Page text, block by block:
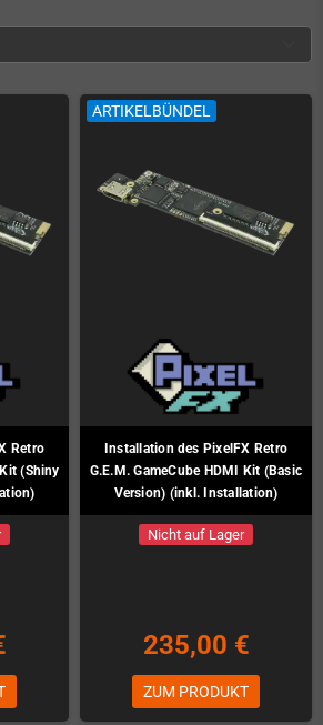
Retro
(Shiny
ARTIKELBÜNDEL
Installation des PixelFX Retro
G.E.M. GameCube HDMI Kit (Basic
Version) (inkl. Installation)
Nicht auf Lager
235,00 €
ZUM PRODUKT